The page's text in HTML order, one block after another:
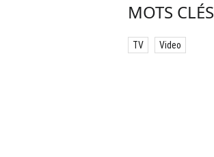
MOTS CLÉS
TV Video